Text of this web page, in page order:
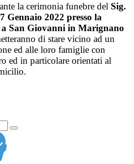
la cerimonia funebre del Sig.
Gennaio 2022 presso la
a San Giovanni in Marignano
di stare vicino ad un
ed alle loro famiglie con
ed in particolare orientati al